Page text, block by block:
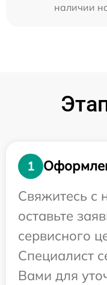
наличии
1
Свяжитесь с
оставьте
сервисного
Специалист
Вами для